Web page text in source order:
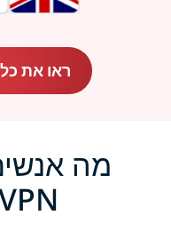
ראו את כל 113 המדינות ←
מה